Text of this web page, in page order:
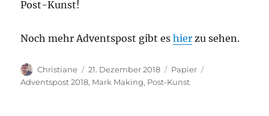
Post-Kunst!
Noch mehr Adventspost gibt eshier zu sehen.
Autor
Christiane
Veröffentlicht
am
21. Dezember 2018 Kategorien
Papier
Adventspost 2018, Mark Making, Post-Kunst